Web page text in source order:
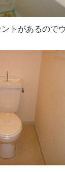
トがあるので